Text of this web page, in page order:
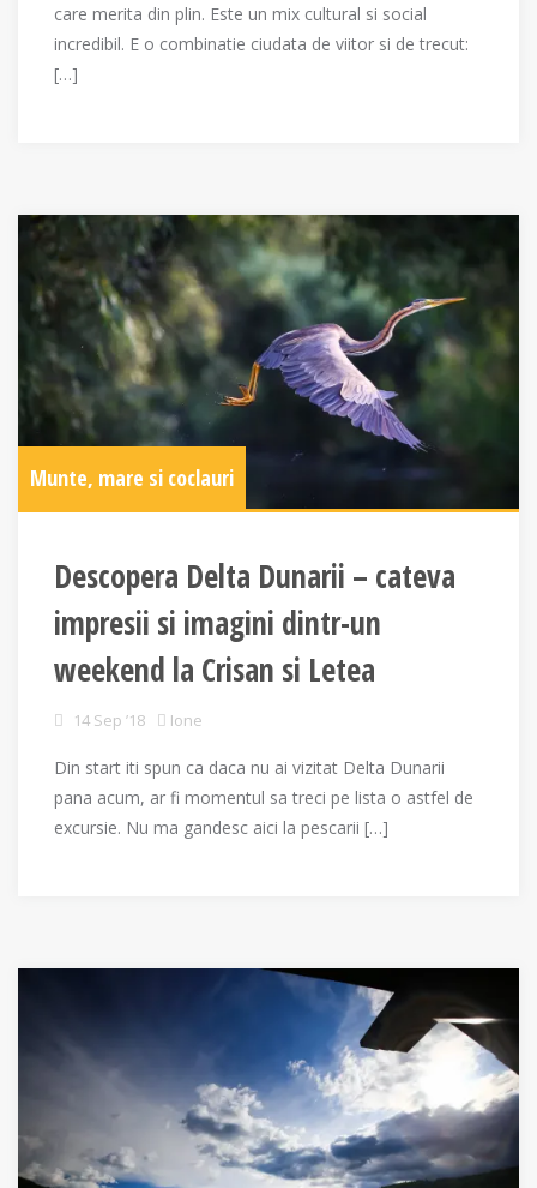
care merita din plin. Este un mix cultural si social
incredibil. E o combinatie ciudata de viitor si de trecut:
[…]
Munte, mare si coclauri
Descopera Delta Dunarii – cateva
impresii si imagini dintr-un
weekend la Crisan si Letea
14 Sep ’18 Ione
Din start iti spun ca daca nu ai vizitat Delta Dunarii
pana acum, ar fi momentul sa treci pe lista o astfel de
excursie. Nu ma gandesc aici la pescarii […]